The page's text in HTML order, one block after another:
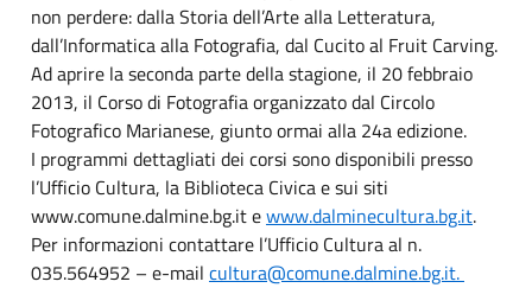
non perdere: dalla Storia dell’Arte alla Letteratura,
dall’Informatica alla Fotografia, dal Cucito al Fruit Carving.
Ad aprire la seconda parte della stagione, il 20 febbraio
2013, il Corso di Fotografia organizzato dal Circolo
Fotografico Marianese, giunto ormai alla 24a edizione.
I programmi dettagliati dei corsi sono disponibili presso
l’Ufficio Cultura, la Biblioteca Civica e sui siti
www.comune.dalmine.bg.it ewww.dalminecultura.bg.it.
Per informazioni contattare l’Ufficio Cultura al n.
035.564952 – e-mail cultura@comune.dalmine.bg.it.